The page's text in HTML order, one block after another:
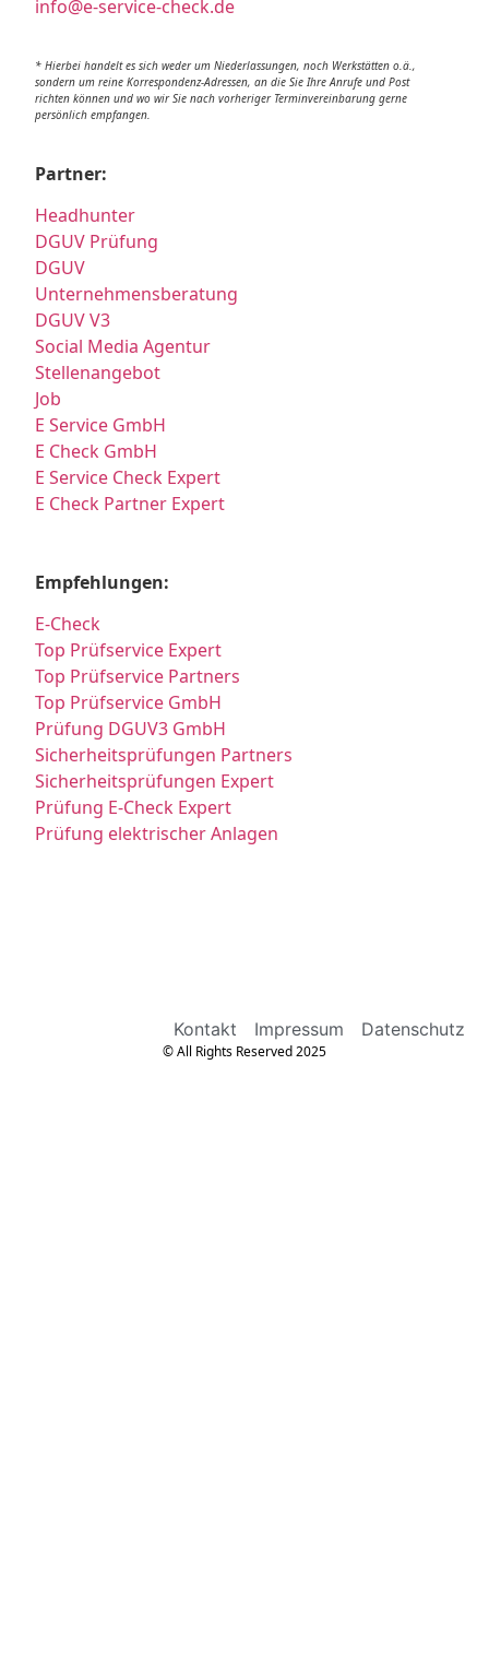
info@e-service-check.de
* Hierbei handelt es sich weder um Niederlassungen, noch Werkstätten o.ä.,
sondern um reine Korrespondenz-Adressen, an die Sie Ihre Anrufe und Post
richten können und wo wir Sie nach vorheriger Terminvereinbarung gerne
persönlich empfangen.
Partner:
Headhunter
DGUV Prüfung
DGUV
Unternehmensberatung
DGUV V3
Social Media Agentur
Stellenangebot
Job
E Service GmbH
E Check GmbH
E Service Check Expert
E Check Partner Expert
Empfehlungen:
E-Check
Top Prüfservice Expert
Top Prüfservice Partners
Top Prüfservice GmbH
Prüfung DGUV3 GmbH
Sicherheitsprüfungen Partners
Sicherheitsprüfungen Expert
Prüfung E-Check Expert
Prüfung elektrischer Anlagen
Kontakt Impressum Datenschutz
© All Rights Reserved 2025